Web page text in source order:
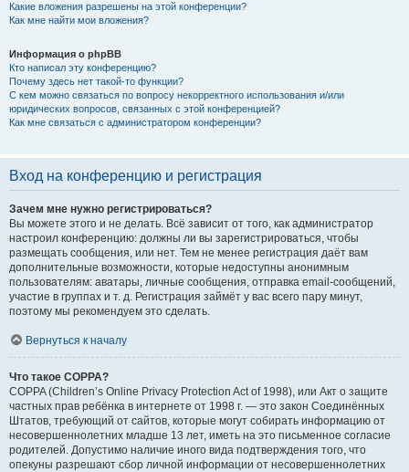
Какие вложения разрешены на этой конференции?
Как мне найти мои вложения?
Информация о phpBB
Кто написал эту конференцию?
Почему здесь нет такой-то функции?
С кем можно связаться по вопросу некорректного использования и/или
юридических вопросов, связанных с этой конференцией?
Как мне связаться с администратором конференции?
Вход на конференцию и регистрация
Зачем мне нужно регистрироваться?
Вы можете этого и не делать. Всё зависит от того, как администратор
настроил конференцию: должны ли вы зарегистрироваться, чтобы
размещать сообщения, или нет. Тем не менее регистрация даёт вам
дополнительные возможности, которые недоступны анонимным
пользователям: аватары, личные сообщения, отправка email-сообщений,
участие в группах и т. д. Регистрация займёт у вас всего пару минут,
поэтому мы рекомендуем это сделать.
Вернуться к началу
Что такое COPPA?
COPPA (Children’s Online Privacy Protection Act of 1998), или Акт о защите
частных прав ребёнка в интернете от 1998 г. — это закон Соединённых
Штатов, требующий от сайтов, которые могут собирать информацию от
несовершеннолетних младше 13 лет, иметь на это письменное согласие
родителей. Допустимо наличие иного вида подтверждения того, что
опекуны разрешают сбор личной информации от несовершеннолетних